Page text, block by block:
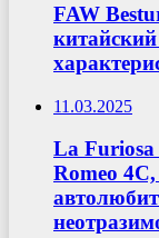
FAW
11.03.2025
La Furiosa
Romeo